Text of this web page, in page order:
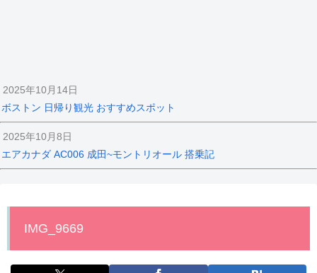
2025年10月14日
ボストン 日帰り観光 おすすめスポット
2025年10月8日
エアカナダ AC006 成田~モントリオール 搭乗記
IMG_9669